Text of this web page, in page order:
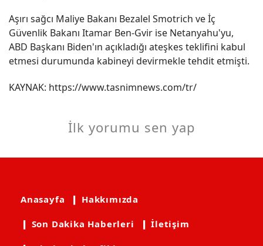
Aşırı sağcı Maliye Bakanı Bezalel Smotrich ve İç
Güvenlik Bakanı Itamar Ben-Gvir ise Netanyahu'yu,
ABD Başkanı Biden'ın açıkladığı ateşkes teklifini kabul
etmesi durumunda kabineyi devirmekle tehdit etmişti.
KAYNAK: https://www.tasnimnews.com/tr/
İlk yorumu sen yap
Anasayfa ❙ Hakkımızda
❙ Son Dakika Haberleri ❙ İletişim